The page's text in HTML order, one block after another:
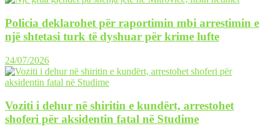
Policia deklarohet për raportimin mbi arrestimin e
një shtetasi turk të dyshuar për krime lufte
24/07/2026
Voziti i dehur në shiritin e kundërt, arrestohet
shoferi për aksidentin fatal në Studime